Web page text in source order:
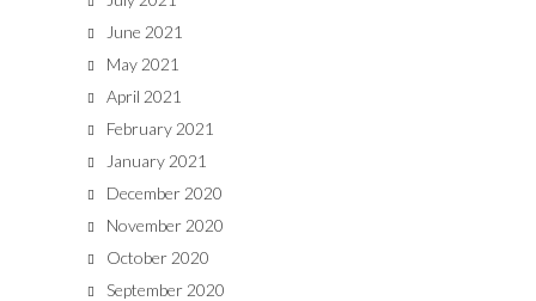
June 2021
May 2021
April 2021
February 2021
January 2021
December 2020
November 2020
October 2020
September 2020